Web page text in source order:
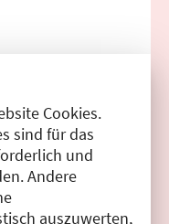
Cookies.
sind für das
und
Andere
auszuwerten,